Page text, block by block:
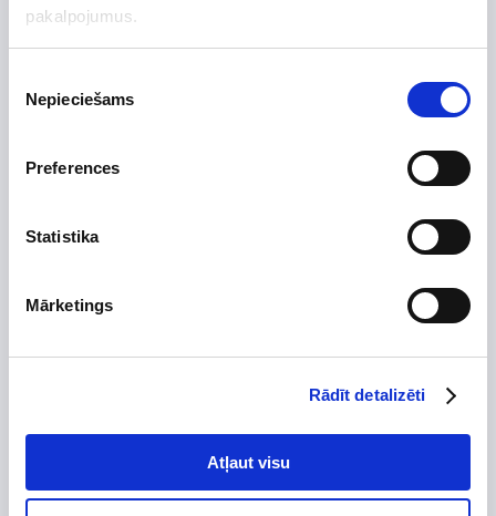
pakalpojumus.
izvēle
Nepieciešams
Preferences
Statistika
Mārketings
Rādīt detalizēti
Atļaut visu
Preces apraksts
Skursteņa diametrs, mm
Jaunās konstrukcijas skursteņu izolācija ir 25 mm bieza,